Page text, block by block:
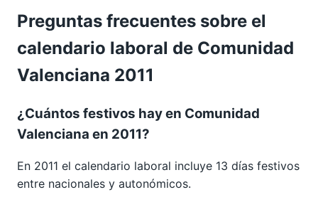
Preguntas frecuentes sobre el
calendario laboral de Comunidad
Valenciana 2011
¿Cuántos festivos hay en Comunidad
Valenciana en 2011?
En 2011 el calendario laboral incluye 13 días festivos
entre nacionales y autonómicos.